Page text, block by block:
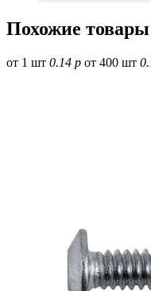
Похожие товары
от 1 шт 0.14 р от 400 шт